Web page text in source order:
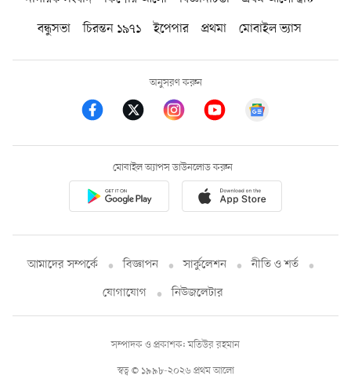
বন্ধুসভা
চিরন্তন ১৯৭১ ইপেপার প্রথমা মোবাইল ভ্যাস
অনুসরণ করুন
মোবাইল অ্যাপস ডাউনলোড করুন
আমাদের সম্পর্কে বিজ্ঞাপন সার্কুলেশন
নীতি ও শর্ত
যোগাযোগ
নিউজলেটার
স্বত্ব © ১৯৯৮-২০২৬ প্রথম আলো
সম্পাদক ও প্রকাশক: মতিউর রহমান